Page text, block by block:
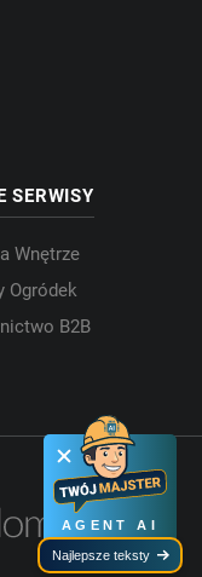
SERWISY
Wnętrze
Ogródek
B2B
AGENT AI
Najlepsze teksty